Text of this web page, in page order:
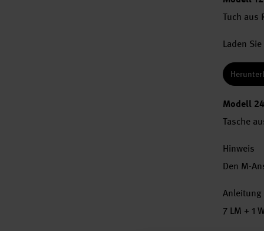
Tuch aus
Laden
Modell 24
Tasche
Hinweis
Den M-
Anleitung
7 LM + 1